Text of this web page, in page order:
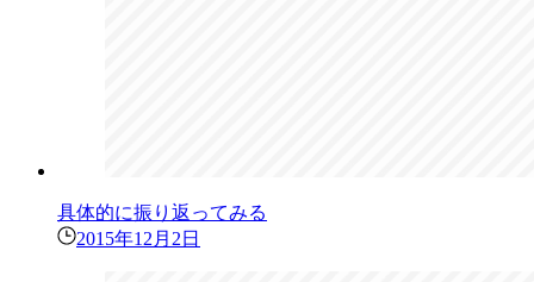
具体的に振り返ってみる
2015年12月2日